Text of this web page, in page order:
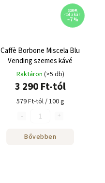
3 290 Ft
-tól akár:
–7 %
Caffè Borbone Miscela Blu
Vending szemes kávé
Raktáron (>5 db)
3 290 Ft-tól
579 Ft-tól / 100 g
Bővebben